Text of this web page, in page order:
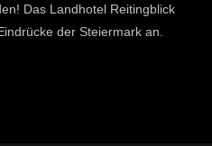
Das Landhotel Reitingblick
der Steiermark an.